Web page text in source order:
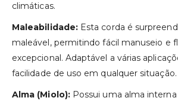
climáticas.
Maleabilidade:Esta corda é
maleável, permitindo fácil manuseio e
excepcional. Adaptável a várias
facilidade de uso em qualquer situação.
Alma (Miolo):Possui uma alma